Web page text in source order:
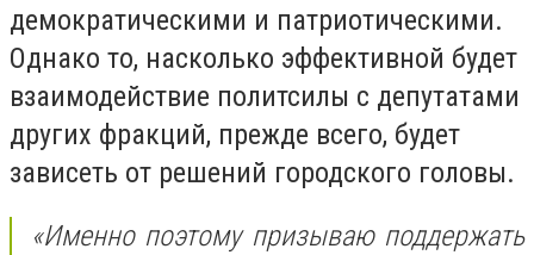
демократическими и патриотическими.
Однако то, насколько эффективной будет
взаимодействие политсилы с депутатами
других фракций, прежде всего, будет
зависеть от решений городского головы.
«Именно поэтому призываю поддержать